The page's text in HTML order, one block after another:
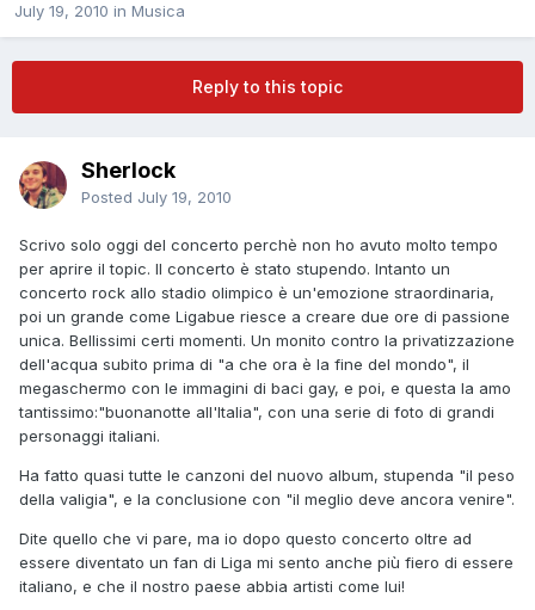
July 19, 2010 in Musica
Reply to this topic
Sherlock
Posted July 19, 2010
Scrivo solo oggi del concerto perchè non ho avuto molto tempo
per aprire il topic. Il concerto è stato stupendo. Intanto un
concerto rock allo stadio olimpico è un'emozione straordinaria,
poi un grande come Ligabue riesce a creare due ore di passione
unica. Bellissimi certi momenti. Un monito contro la privatizzazione
dell'acqua subito prima di "a che ora è la fine del mondo", il
megaschermo con le immagini di baci gay, e poi, e questa la amo
tantissimo:"buonanotte all'Italia", con una serie di foto di grandi
personaggi italiani.
Ha fatto quasi tutte le canzoni del nuovo album, stupenda "il peso
della valigia", e la conclusione con "il meglio deve ancora venire".
Dite quello che vi pare, ma io dopo questo concerto oltre ad
essere diventato un fan di Liga mi sento anche più fiero di essere
italiano, e che il nostro paese abbia artisti come lui!